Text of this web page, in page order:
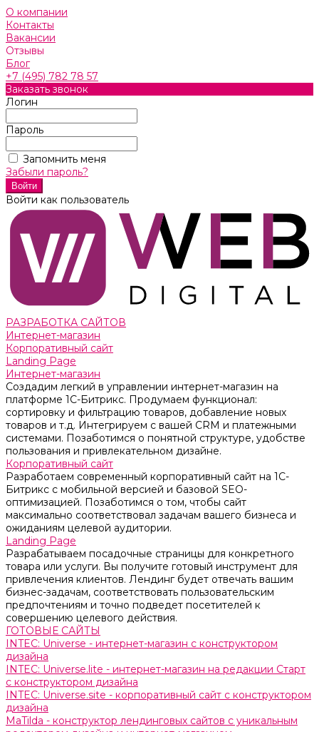
О компании
Контакты
Вакансии
Отзывы
Блог
+7 (495) 782 78 57
Заказать звонок
Логин
Пароль
Запомнить меня
Забыли пароль?
Войти как пользователь
РАЗРАБОТКА САЙТОВ
Интернет-магазин
Корпоративный сайт
Landing Page
Интернет-магазин
Создадим легкий в управлении интернет-магазин на
платформе 1С-Битрикс. Продумаем функционал:
сортировку и фильтрацию товаров, добавление новых
товаров и т.д. Интегрируем с вашей CRM и платежными
системами. Позаботимся о понятной структуре, удобстве
пользования и привлекательном дизайне.
Корпоративный сайт
Разработаем современный корпоративный сайт на 1С-
Битрикс с мобильной версией и базовой SEO-
оптимизацией. Позаботимся о том, чтобы сайт
максимально соответствовал задачам вашего бизнеса и
ожиданиям целевой аудитории.
Landing Page
Разрабатываем посадочные страницы для конкретного
товара или услуги. Вы получите готовый инструмент для
привлечения клиентов. Лендинг будет отвечать вашим
бизнес-задачам, соответствовать пользовательским
предпочтениям и точно подведет посетителей к
совершению целевого действия.
ГОТОВЫЕ САЙТЫ
INTEC: Universe - интернет-магазин с конструктором
дизайна
INTEC: Universe.lite - интернет-магазин на редакции Старт
с конструктором дизайна
INTEC: Universe.site - корпоративный сайт с конструктором
дизайна
MaTilda - конструктор лендинговых сайтов с уникальным